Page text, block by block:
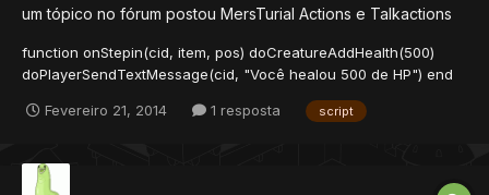
um tópico no fórum postou MersTurial Actions e Talkactions
function onStepin(cid, item, pos) doCreatureAddHealth(500)
doPlayerSendTextMessage(cid, "Você healou 500 de HP") end
algo da sua imaginação, é um script muito básico, vou explicar
Fevereiro 21, 2014 1 resposta script